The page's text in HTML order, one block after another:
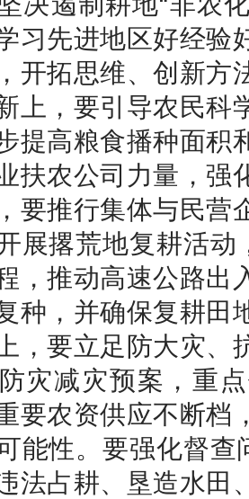
习先进地区好经验
开拓思维、创新方
上，要引导农民科
提高粮食播种面积
扶农公司力量，强
要推行集体与民营
展撂荒地复耕活动
，推动高速公路出
种，并确保复耕田
，要立足防大灾、
灾减灾预案，重
要农资供应不断档
能性。要强化督查
法占耕、垦造水田